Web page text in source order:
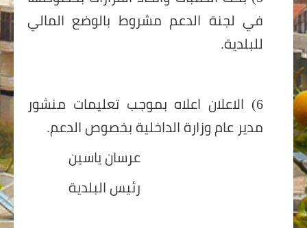
في لجنة الدعم مشروط بالوضع المالي
للبلدية.
6) الاعلان اعلاه بموجب تعليمات منشور
مدير عام وزارة الداخلية بخصوص الدعم.
عرسان ياسين
رئيس البلدية